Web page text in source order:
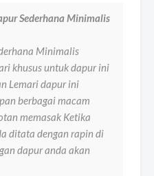
Sederhana Minimalis
Minimalis
khusus untuk dapur ini
Lemari dapur ini
berbagai macam
memasak Ketika
ditata dengan rapin di
dapur anda akan